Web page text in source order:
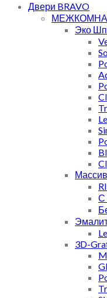
Двери BRAVO
Эко
Массив
С
3D-